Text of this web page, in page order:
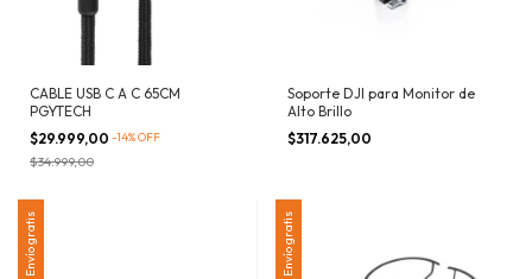
CABLE USB C A C 65CM
PGYTECH
$29.999,00 -14%OFF
$34.999,00
Soporte DJI para Monitor de
Alto Brillo
$317.625,00
Envío gratis Envío gratis